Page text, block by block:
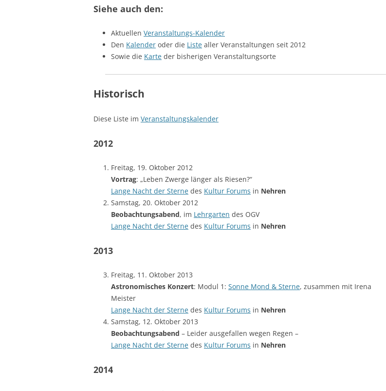
Siehe auch den:
Aktuellen Veranstaltungs-Kalender
Den Kalender oder die Liste aller Veranstaltungen seit 2012
Sowie die Karte der bisherigen Veranstaltungsorte
Historisch
Diese Liste im Veranstaltungskalender
2012
Freitag, 19. Oktober 2012
Vortrag: „Leben Zwerge länger als Riesen?“
Lange Nacht der Sterne des Kultur Forums in Nehren
Samstag, 20. Oktober 2012
Beobachtungsabend, im Lehrgarten des OGV
Lange Nacht der Sterne des Kultur Forums in Nehren
2013
Freitag, 11. Oktober 2013
Astronomisches Konzert: Modul 1: Sonne Mond & Sterne, zusammen mit Irena
Meister
Lange Nacht der Sterne des Kultur Forums in Nehren
Samstag, 12. Oktober 2013
Beobachtungsabend – Leider ausgefallen wegen Regen –
Lange Nacht der Sterne des Kultur Forums in Nehren
2014